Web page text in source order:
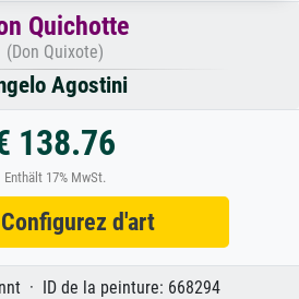
Quichotte
(Don Quixote)
Agostini
138.76
Enthält 17% MwSt.
Configurez d'art
· ID de la peinture: 668294